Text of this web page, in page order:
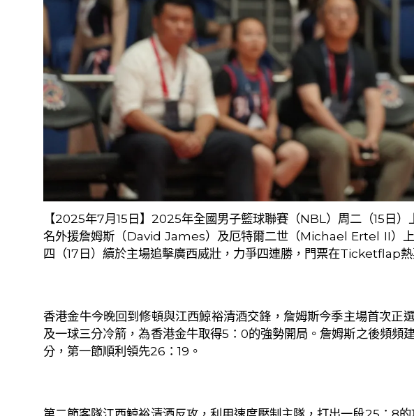
【2025年7月15日】 2025年全國男子籃球聯賽（NBL ）周二（15日）
名外援詹姆斯（David James）及厄特爾二世（Michael Ertel II）
四（17日）續於主場追擊廣西威壯，力爭四連勝，門票在Ticketflap
香港金牛今晚回到修頓與江西鯨裕清酒交鋒，詹姆斯今季主場首次
及一球三分冷箭，為香港金牛取得5 ： 0的強勢開局。詹姆斯之後頻頻
分，第一節順利領先26 ： 19 。